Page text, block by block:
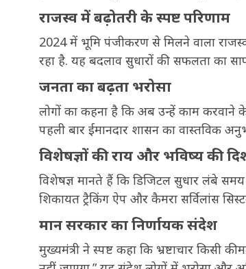
राजस्व में बढ़ोतरी के स्पष्ट परिणाम
2024 में भूमि पंजीकरण से मिलने वाला
रहा है. यह बदलाव सुधारों की सफलता का
जनता का बढ़ता भरोसा
लोगों का कहना है कि अब उन्हें काम करवाने
पहली बार ईमानदार शासन का वास्तविक
विशेषज्ञों की राय और भविष्य की
विशेषज्ञ मानते हैं कि डिजिटल सुधार लंबे
शिकायत ट्रैकिंग ऐप और कैमरा सर्विलांस
मान सरकार का निर्णायक संदेश
मुख्यमंत्री ने स्पष्ट कहा कि भ्रष्टाचार किसी